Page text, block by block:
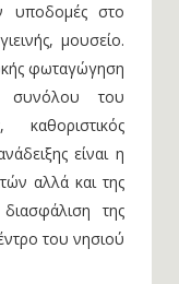
υποδομές στο
μουσείο.
φωταγώγηση
συνόλου του
είναι η
αλλά και της
της
του νησιού